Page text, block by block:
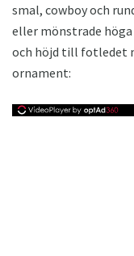
smal, cowboy och
eller mönstrade höga
och höjd till fotledet
ornament: